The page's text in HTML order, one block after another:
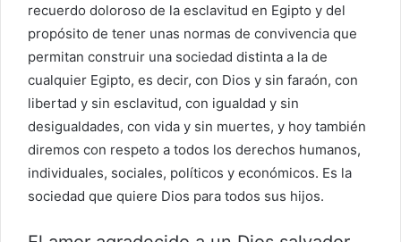
recuerdo doloroso de la esclavitud en Egipto y del
propósito de tener unas normas de convivencia que
permitan construir una sociedad distinta a la de
cualquier Egipto, es decir, con Dios y sin faraón, con
libertad y sin esclavitud, con igualdad y sin
desigualdades, con vida y sin muertes, y hoy también
diremos con respeto a todos los derechos humanos,
individuales, sociales, políticos y económicos. Es la
sociedad que quiere Dios para todos sus hijos.